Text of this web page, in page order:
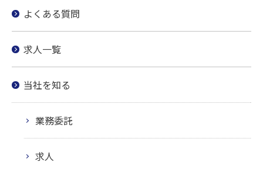
よくある質問
求人一覧
当社を知る
業務委託
求人